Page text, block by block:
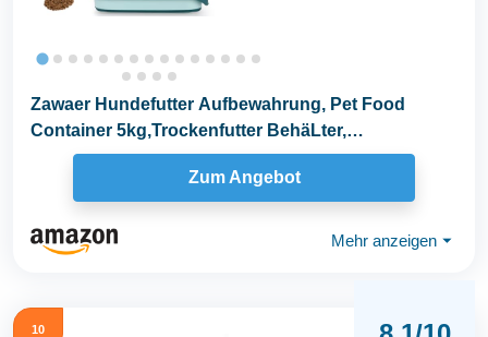
Zawaer Hundefutter Aufbewahrung, Pet Food
Container 5kg,Trockenfutter BehäLter,
Hundefutterbox...
Zum Angebot
Mehr anzeigen ⏷
10